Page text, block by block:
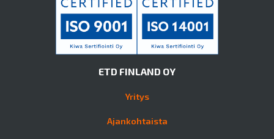
ETD FINLAND OY
Yritys
Ajankohtaista